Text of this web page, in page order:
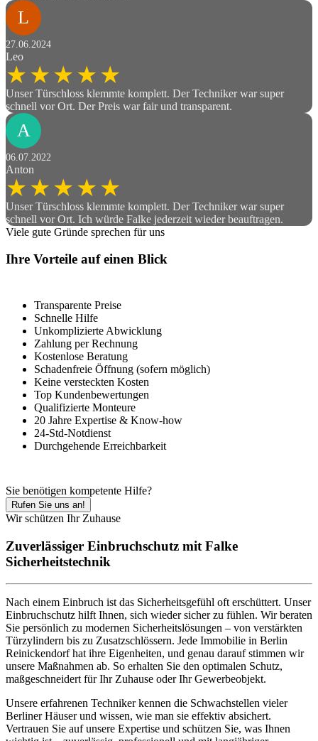
L
27.06.2024
Leo
Unser Türschloss klemmte komplett. Der Techniker war super
schnell vor Ort. Der Preis war fair und transparent.
A
06.07.2022
Anton
Unser Türschloss klemmte komplett. Der Techniker war super
schnell vor Ort. Ich würde Falke jederzeit wieder beauftragen.
Viele gute Gründe sprechen für uns
Ihre Vorteile auf einen Blick
Transparente Preise
Schnelle Hilfe
Unkomplizierte Abwicklung
Zahlung per Rechnung
Kostenlose Beratung
Schadenfreie Öffnung (sofern möglich)
Keine versteckten Kosten
Top Kundenbewertungen
Qualifizierte Monteure
20 Jahre Expertise & Know-how
24-Std-Notdienst
Durchgehende Erreichbarkeit
Sie benötigen kompetente Hilfe?
Rufen Sie uns an!
Wir schützen Ihr Zuhause
Zuverlässiger Einbruchschutz mit Falke
Sicherheitstechnik
Nach einem Einbruch ist das Sicherheitsgefühl oft erschüttert. Unser
Einbruchschutz hilft Ihnen, sich wieder sicher zu fühlen. Wir beraten
Sie persönlich zu modernen Sicherheitslösungen – von verstärkten
Türzylindern bis zu Zusatzschlössern. Jede Immobilie in Berlin
Reinickendorf hat ihre Eigenheiten, und genau darauf stimmen wir
unsere Maßnahmen ab. So erhalten Sie den optimalen Schutz,
maßgeschneidert für Ihr Zuhause oder Ihr Gewerbeobjekt.
Unsere erfahrenen Techniker kennen die Schwachstellen vieler
Berliner Häuser und wissen, wie man sie effektiv absichert.
Vertrauen Sie auf unsere Expertise und schützen Sie, was Ihnen